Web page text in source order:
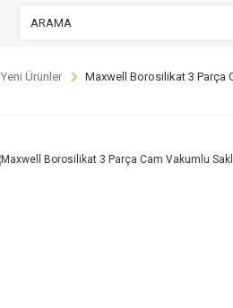
Yeni Ürünler Maxwell Borosilikat 3 Parça